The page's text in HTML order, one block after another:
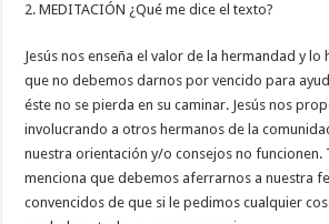
2. MEDITACIÓN ¿Qué me dice el texto?
Jesús nos enseña el valor de la hermandad y lo
que no debemos darnos por vencido para
éste no se pierda en su caminar. Jesús nos
involucrando a otros hermanos de la
nuestra orientación y/o consejos no funcionen.
menciona que debemos aferrarnos a nuestra
convencidos de que si le pedimos cualquier